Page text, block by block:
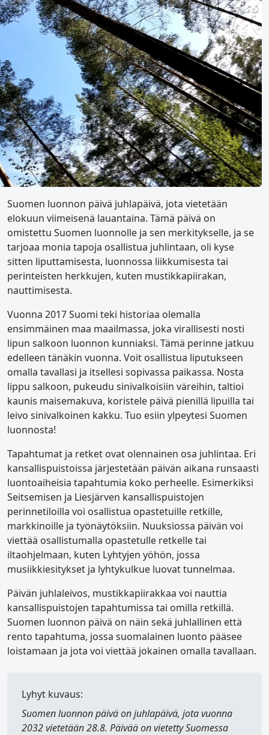
Suomen luonnon päivä juhlapäivä, jota vietetään
elokuun viimeisenä lauantaina. Tämä päivä on
omistettu Suomen luonnolle ja sen merkitykselle, ja se
tarjoaa monia tapoja osallistua juhlintaan, oli kyse
sitten liputtamisesta, luonnossa liikkumisesta tai
perinteisten herkkujen, kuten mustikkapiirakan,
nauttimisesta.
Vuonna 2017 Suomi teki historiaa olemalla
ensimmäinen maa maailmassa, joka virallisesti nosti
lipun salkoon luonnon kunniaksi. Tämä perinne jatkuu
edelleen tänäkin vuonna. Voit osallistua liputukseen
omalla tavallasi ja itsellesi sopivassa paikassa. Nosta
lippu salkoon, pukeudu sinivalkoisiin väreihin, taltioi
kaunis maisemakuva, koristele päivä pienillä lipuilla tai
leivo sinivalkoinen kakku. Tuo esiin ylpeytesi Suomen
luonnosta!
Tapahtumat ja retket ovat olennainen osa juhlintaa. Eri
kansallispuistoissa järjestetään päivän aikana runsaasti
luontoaiheisia tapahtumia koko perheelle. Esimerkiksi
Seitsemisen ja Liesjärven kansallispuistojen
perinnetiloilla voi osallistua opastetuille retkille,
markkinoille ja työnäytöksiin. Nuuksiossa päivän voi
viettää osallistumalla opastetulle retkelle tai
iltaohjelmaan, kuten Lyhtyjen yöhön, jossa
musiikkiesitykset ja lyhtykulkue luovat tunnelmaa.
Päivän juhlaleivos, mustikkapiirakkaa voi nauttia
kansallispuistojen tapahtumissa tai omilla retkillä.
Suomen luonnon päivä on näin sekä juhlallinen että
rento tapahtuma, jossa suomalainen luonto pääsee
loistamaan ja jota voi viettää jokainen omalla tavallaan.
Lyhyt kuvaus:
Suomen luonnon päiväon juhlapäivä, jota vuonna
2032 vietetään 28.8. Päivää on vietetty Suomessa